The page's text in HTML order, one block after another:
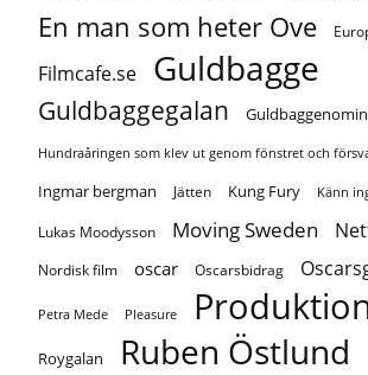
En man som heter Ove
Filmcafe.se Guldbagge
Guldbaggegalan
Hundraåringen som klev ut genom fönstret och
Ingmar bergman Jätten Kung Fury Känn
Lukas Moodysson Moving Sweden
Nordisk film oscar Oscarsbidrag
Petra Mede Pleasure
Roygalan Ruben Östlund